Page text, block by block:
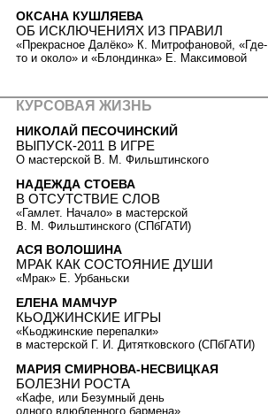
ОКСАНА КУШЛЯЕВА
ОБ ИСКЛЮЧЕНИЯХ ИЗ ПРАВИЛ
«Прекрасное Далёко» К. Митрофановой, «Где-
то и около» и «Блондинка» Е. Максимовой
КУРСОВАЯ ЖИЗНЬ
НИКОЛАЙ ПЕСОЧИНСКИЙ
ВЫПУСК-2011 В ИГРЕ
О мастерской В. М. Фильштинского
НАДЕЖДА СТОЕВА
В ОТСУТСТВИЕ СЛОВ
«Гамлет. Начало» в мастерской
В. М. Фильштинского (СПбГАТИ)
АСЯ ВОЛОШИНА
МРАК КАК СОСТОЯНИЕ ДУШИ
«Мрак» Е. Урбаньски
ЕЛЕНА МАМЧУР
КЬОДЖИНСКИЕ ИГРЫ
«Кьоджинские перепалки»
в мастерской Г. И. Дитятковского (СПбГАТИ)
МАРИЯ СМИРНОВА-НЕСВИЦКАЯ
БОЛЕЗНИ РОСТА
«Кафе, или Безумный день
одного влюбленного бармена»